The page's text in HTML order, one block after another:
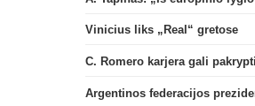
Vinicius liks „Real“ gretose